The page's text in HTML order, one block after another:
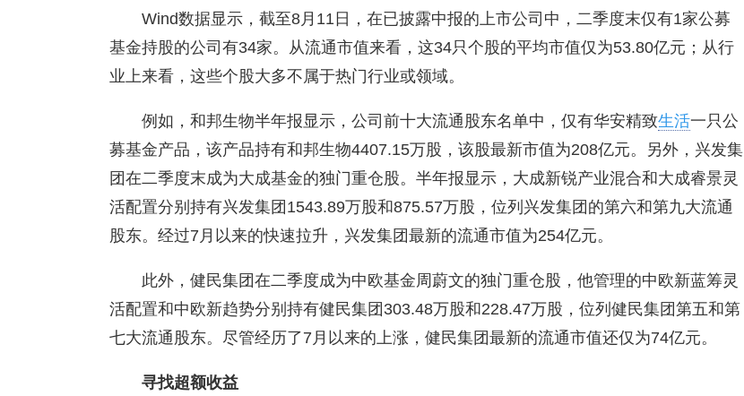
Wind数据显示，截至8月11日，在已披露中报的上市公司中，二季度末仅有1家公募
基金持股的公司有34家。从流通市值来看，这34只个股的平均市值仅为53.80亿元；从行
业上来看，这些个股大多不属于热门行业或领域。
例如，和邦生物半年报显示，公司前十大流通股东名单中，仅有华安精致生活一只公
募基金产品，该产品持有和邦生物4407.15万股，该股最新市值为208亿元。另外，兴发集
团在二季度末成为大成基金的独门重仓股。半年报显示，大成新锐产业混合和大成睿景灵
活配置分别持有兴发集团1543.89万股和875.57万股，位列兴发集团的第六和第九大流通
股东。经过7月以来的快速拉升，兴发集团最新的流通市值为254亿元。
此外，健民集团在二季度成为中欧基金周蔚文的独门重仓股，他管理的中欧新蓝筹灵
活配置和中欧新趋势分别持有健民集团303.48万股和228.47万股，位列健民集团第五和第
七大流通股东。尽管经历了7月以来的上涨，健民集团最新的流通市值还仅为74亿元。
寻找超额收益